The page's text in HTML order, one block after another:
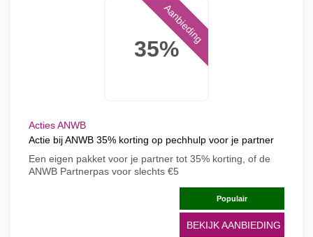
35%
Aanbieding
Acties ANWB
Actie bij ANWB 35% korting op pechhulp voor je partner
Een eigen pakket voor je partner tot 35% korting, of de
ANWB Partnerpas voor slechts €5
Populair
BEKIJK AANBIEDING